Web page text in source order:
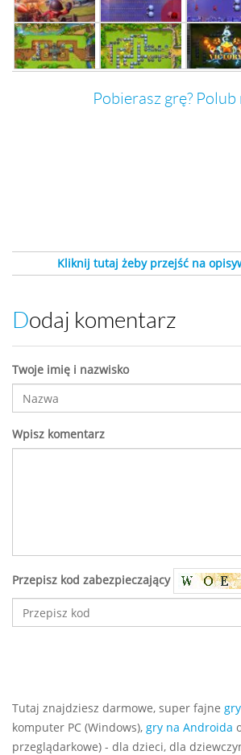
Pobierasz grę? Polub
Kliknij tutaj żeby przejść na
Dodaj komentarz
Twoje imię i nazwisko
Wpisz komentarz
Przepisz kod zabezpieczający
Tutaj znajdziesz darmowe, super fajne
komputer PC (Windows), gry na Androida
przeglądarkowe) - dla dzieci, dla